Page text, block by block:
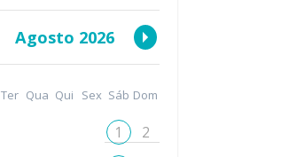
Agosto 2026
Ter Qua Qui Sex Sáb Dom
1
2